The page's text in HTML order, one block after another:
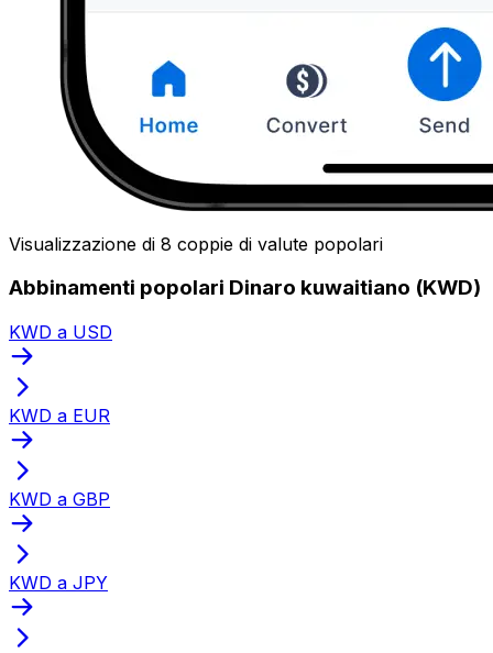
Visualizzazione di 8 coppie di valute popolari
Abbinamenti popolari Dinaro kuwaitiano (KWD)
KWD a USD
KWD a EUR
KWD a GBP
KWD a JPY